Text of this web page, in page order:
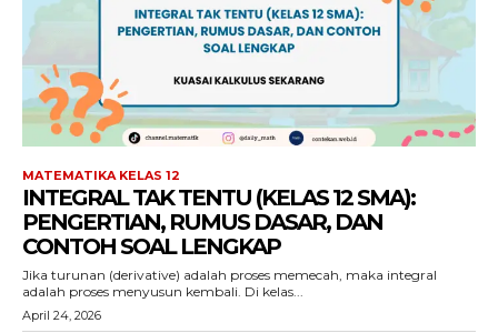
MATEMATIKA KELAS 12
INTEGRAL TAK TENTU (KELAS 12 SMA):
PENGERTIAN, RUMUS DASAR, DAN
CONTOH SOAL LENGKAP
Jika turunan (derivative) adalah proses memecah, maka integral
adalah proses menyusun kembali. Di kelas...
April 24, 2026